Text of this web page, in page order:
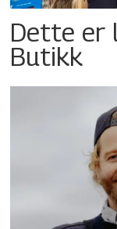
Dette er
Butikk